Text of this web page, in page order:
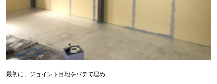
最初に、ジョイント目地をパテで埋め